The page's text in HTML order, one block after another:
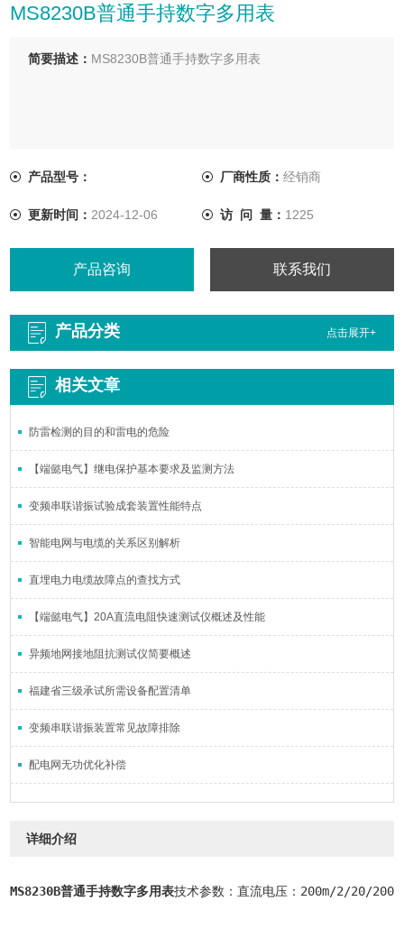
MS8230B普通手持数字多用表
简要描述： MS8230B普通手持数字多用表
产品型号： 厂商性质： 经销商
更新时间： 2024-12-06 访 问 量： 1225
产品咨询 联系我们
产品分类 点击展开+
相关文章
防雷检测的目的和雷电的危险
【端懿电气】继电保护基本要求及监测方法
变频串联谐振试验成套装置性能特点
智能电网与电缆的关系区别解析
直埋电力电缆故障点的查找方式
【端懿电气】20A直流电阻快速测试仪概述及性能
异频地网接地阻抗测试仪简要概述
福建省三级承试所需设备配置清单
变频串联谐振装置常见故障排除
配电网无功优化补偿
详细介绍
MS8230B普通手持数字多用表技术参数：直流电压：200m/2/20/200/